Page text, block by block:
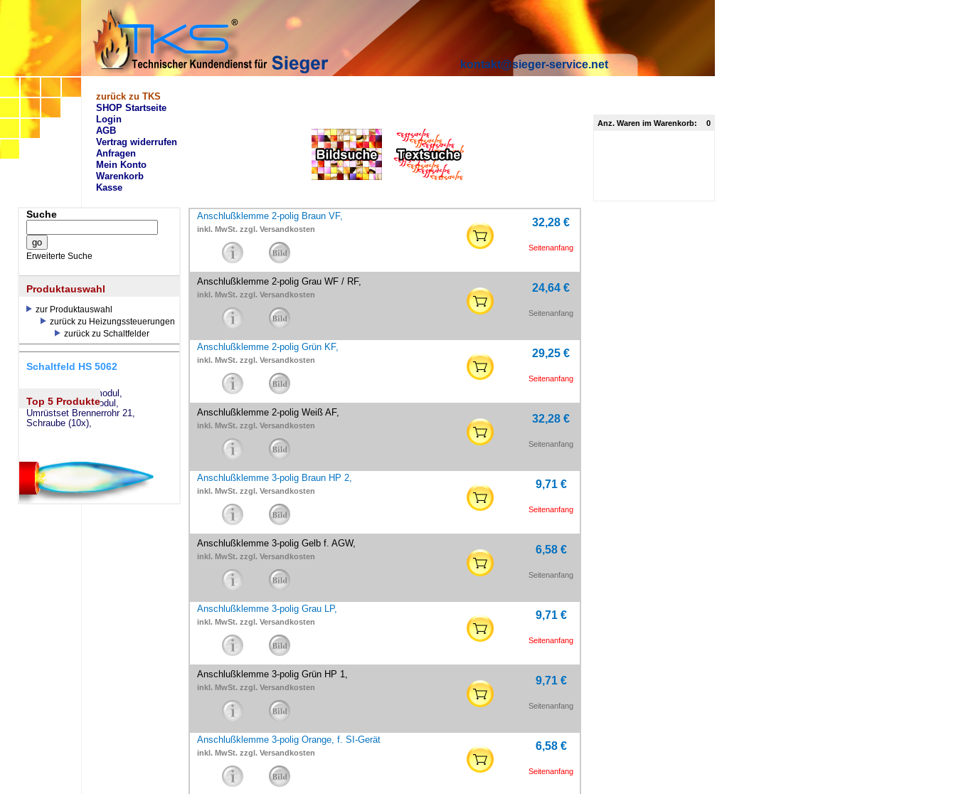
kontakt@sieger-service.net
zurück zu TKS
SHOP Startseite
Login
AGB
Vertrag widerrufen
Anfragen
Mein Konto
Warenkorb
Kasse
Anz. Waren im Warenkorb: 0
Suche
Erweiterte Suche
Produktauswahl
zur Produktauswahl
zurück zu Heizungssteuerungen
zurück zu Schaltfelder
Schaltfeld HS 5062
Top 5 Produkte
eSW73 Weichenmodul,
eSM73 Mischermodul,
Umrüstset Brennerrohr 21,
Schraube (10x),
Anschlußklemme 2-polig Braun VF,
inkl. MwSt. zzgl. Versandkosten
32,28 €
Seitenanfang
Anschlußklemme 2-polig Grau WF / RF,
inkl. MwSt. zzgl. Versandkosten
24,64 €
Seitenanfang
Anschlußklemme 2-polig Grün KF,
inkl. MwSt. zzgl. Versandkosten
29,25 €
Seitenanfang
Anschlußklemme 2-polig Weiß AF,
inkl. MwSt. zzgl. Versandkosten
32,28 €
Seitenanfang
Anschlußklemme 3-polig Braun HP 2,
inkl. MwSt. zzgl. Versandkosten
9,71 €
Seitenanfang
Anschlußklemme 3-polig Gelb f. AGW,
inkl. MwSt. zzgl. Versandkosten
6,58 €
Seitenanfang
Anschlußklemme 3-polig Grau LP,
inkl. MwSt. zzgl. Versandkosten
9,71 €
Seitenanfang
Anschlußklemme 3-polig Grün HP 1,
inkl. MwSt. zzgl. Versandkosten
9,71 €
Seitenanfang
Anschlußklemme 3-polig Orange, f. SI-Gerät
inkl. MwSt. zzgl. Versandkosten
6,58 €
Seitenanfang